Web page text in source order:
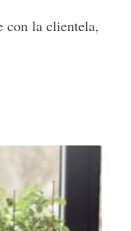
con la clientela,